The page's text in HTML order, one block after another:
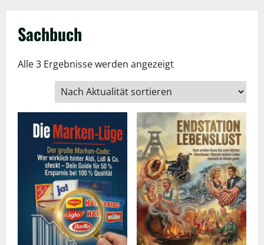
Sachbuch
Alle 3 Ergebnisse werden angezeigtNach
Aktualität